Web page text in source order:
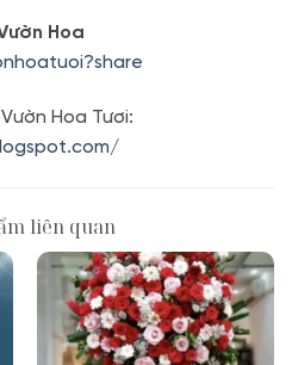
Hoa
Hoa Tươi:
liên quan